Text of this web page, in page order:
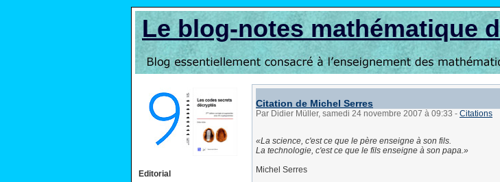
Le blog-notes mathématique
Editorial
Citation de Michel Serres
Par Didier Müller, samedi 24 novembre 2007 à 09:33 - Citations
La science, c'est ce que le père enseigne à son fils.
La technologie, c'est ce que le fils enseigne à son papa.
Michel Serres